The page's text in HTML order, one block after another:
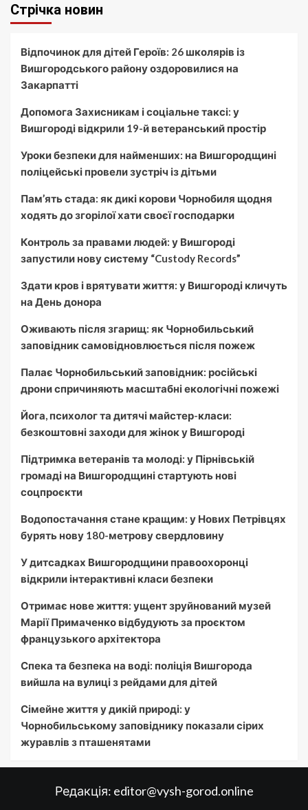
Стрічка новин
Відпочинок для дітей Героїв: 26 школярів із
Вишгородського району оздоровилися на
Закарпатті
Допомога Захисникам і соціальне таксі: у
Вишгороді відкрили 19-й ветеранський простір
Уроки безпеки для найменших: на Вишгородщині
поліцейські провели зустріч із дітьми
Пам’ять стада: як дикі корови Чорнобиля щодня
ходять до згорілої хати своєї господарки
Контроль за правами людей: у Вишгороді
запустили нову систему “Custody Records”
Здати кров і врятувати життя: у Вишгороді кличуть
на День донора
Оживають після згарищ: як Чорнобильський
заповідник самовідновлюється після пожеж
Палає Чорнобильський заповідник: російські
дрони спричиняють масштабні екологічні пожежі
Йога, психолог та дитячі майстер-класи:
безкоштовні заходи для жінок у Вишгороді
Підтримка ветеранів та молоді: у Пірнівській
громаді на Вишгородщині стартують нові
соцпроєкти
Водопостачання стане кращим: у Нових Петрівцях
бурять нову 180-метрову свердловину
У дитсадках Вишгородщини правоохоронці
відкрили інтерактивні класи безпеки
Отримає нове життя: ущент зруйнований музей
Марії Примаченко відбудують за проєктом
французького архітектора
Спека та безпека на воді: поліція Вишгорода
вийшла на вулиці з рейдами для дітей
Сімейне життя у дикій природі: у
Чорнобильському заповіднику показали сірих
журавлів з пташенятами
Редакція: editor@vysh-gorod.online